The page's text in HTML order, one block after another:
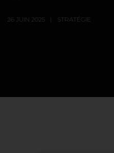
26 JUIN 2025 STRATÉGIE